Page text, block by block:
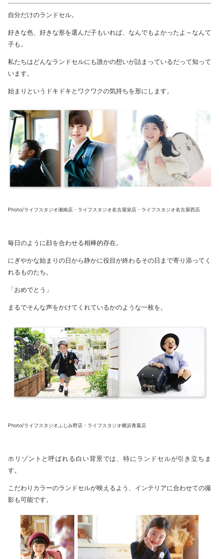
自分だけのランドセル。
好きな色、好きな形を選んだ子もいれば、なんでもよかったよ～なんて
子も。
私たちはどんなランドセルにも誰かの想いが詰まっているだって知って
います。
始まりというドキドキとワクワクの気持ちを形にします。
Photo/ライフスタジオ湘南店・ライフスタジオ名古屋栄店・ライフスタジオ名古屋西店
毎日のように顔を合わせる相棒的存在。
にぎやかな始まりの日から静かに役目が終わるその日まで寄り添ってく
れるものたち。
「おめでとう」
まるでそんな声をかけてくれているかのような一枚を。
Photo/ライフスタジオふじみ野店・ライフスタジオ横浜青葉店
ホリゾントと呼ばれる白い背景では、特にランドセルが引き立ちま
す。
こだわりカラーのランドセルが映えるよう、インテリアに合わせての撮
影も可能です。